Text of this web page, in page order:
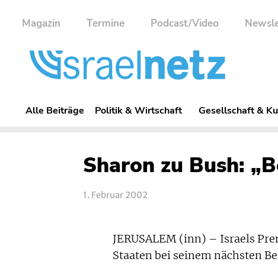
Magazin Termine Podcast/Video
Alle Beiträge Politik & Wirtschaft Gesellschaft &
Sharon zu Bush:
1. Februar 2002
JERUSALEM (inn) – Israels
Staaten bei seinem nächsten